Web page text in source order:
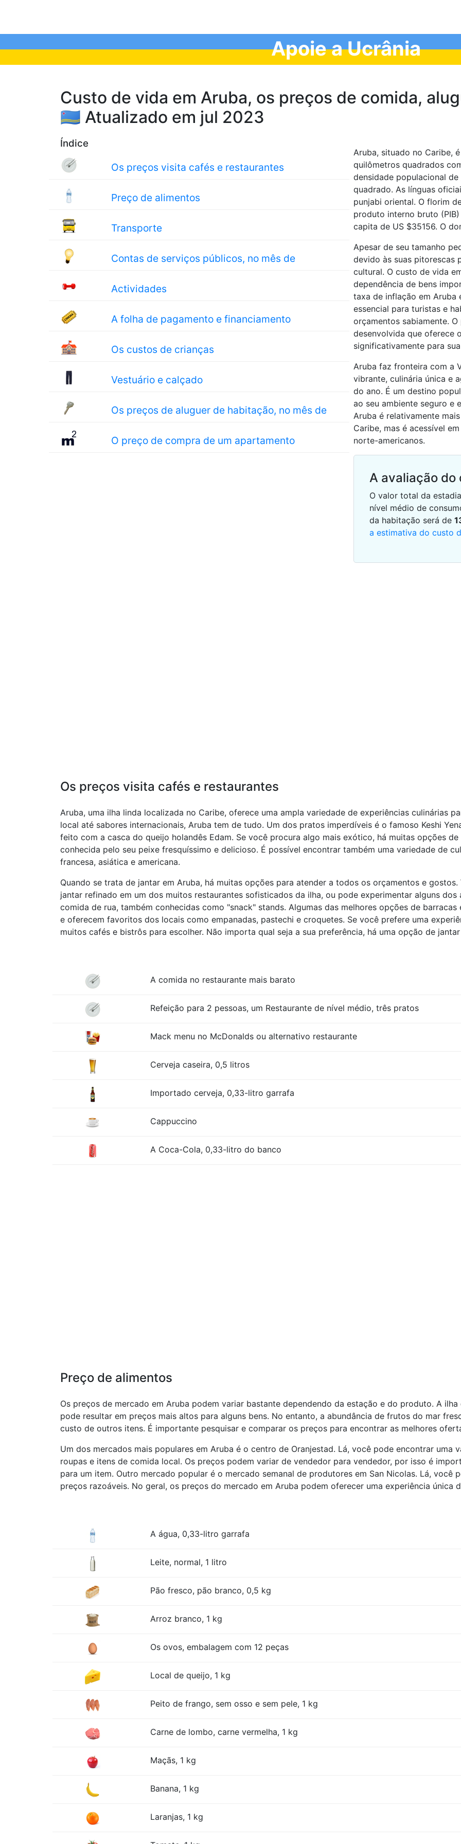
Apoie a Ucrânia
Custo de vida em Aruba, os preços de comida,
🇦🇼 Atualizado em jul 2023
Índice
Os preços visita cafés e restaurantes
Preço de alimentos
Transporte
Contas de serviços públicos, no mês de
Actividades
A folha de pagamento e financiamento
Os custos de crianças
Vestuário e calçado
Os preços de aluguer de habitação, no mês de
O preço de compra de um apartamento
Aruba, situado no Caribe,
quilômetros quadrados
densidade populacional
quadrado. As línguas
punjabi oriental. O florim
produto interno bruto
capita de US $35156. O
Apesar de seu tamanho
devido às suas pitorescas
cultural. O custo de vida
dependência de bens
taxa de inflação em Aruba
essencial para turistas e
orçamentos sabiamente.
desenvolvida que oferece
significativamente para
Aruba faz fronteira com a
vibrante, culinária única e
do ano. É um destino
ao seu ambiente seguro e
Aruba é relativamente
Caribe, mas é acessível
norte-americanos.
A avaliação do
O valor total da
nível médio de
da habitação será de
a estimativa do custo
Os preços visita cafés e restaurantes
Aruba, uma ilha linda localizada no Caribe, oferece uma ampla variedade de experiências culinárias
local até sabores internacionais, Aruba tem de tudo. Um dos pratos imperdíveis é o famoso Keshi
feito com a casca do queijo holandês Edam. Se você procura algo mais exótico, há muitas opções
conhecida pelo seu peixe fresquíssimo e delicioso. É possível encontrar também uma variedade de
francesa, asiática e americana.
Quando se trata de jantar em Aruba, há muitas opções para atender a todos os orçamentos e
jantar refinado em um dos muitos restaurantes sofisticados da ilha, ou pode experimentar alguns
comida de rua, também conhecidas como "snack" stands. Algumas das melhores opções de
e oferecem favoritos dos locais como empanadas, pastechi e croquetes. Se você prefere uma
muitos cafés e bistrôs para escolher. Não importa qual seja a sua preferência, há uma opção de
A comida no restaurante mais barato
Refeição para 2 pessoas, um Restaurante de nível médio, três pratos
Mack menu no McDonalds ou alternativo restaurante
Cerveja caseira, 0,5 litros
Importado cerveja, 0,33-litro garrafa
Cappuccino
A Coca-Cola, 0,33-litro do banco
Preço de alimentos
Os preços de mercado em Aruba podem variar bastante dependendo da estação e do produto. A
pode resultar em preços mais altos para alguns bens. No entanto, a abundância de frutos do mar
custo de outros itens. É importante pesquisar e comparar os preços para encontrar as melhores
Um dos mercados mais populares em Aruba é o centro de Oranjestad. Lá, você pode encontrar uma
roupas e itens de comida local. Os preços podem variar de vendedor para vendedor, por isso é
para um item. Outro mercado popular é o mercado semanal de produtores em San Nicolas. Lá, você
preços razoáveis. No geral, os preços do mercado em Aruba podem oferecer uma experiência única
A água, 0,33-litro garrafa
Leite, normal, 1 litro
Pão fresco, pão branco, 0,5 kg
Arroz branco, 1 kg
Os ovos, embalagem com 12 peças
Local de queijo, 1 kg
Peito de frango, sem osso e sem pele, 1 kg
Carne de lombo, carne vermelha, 1 kg
Maçãs, 1 kg
Banana, 1 kg
Laranjas, 1 kg